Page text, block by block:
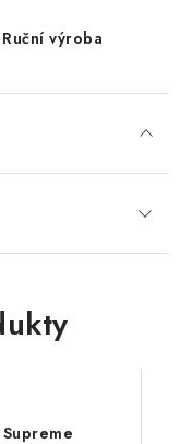
Ruční výroba
Supreme